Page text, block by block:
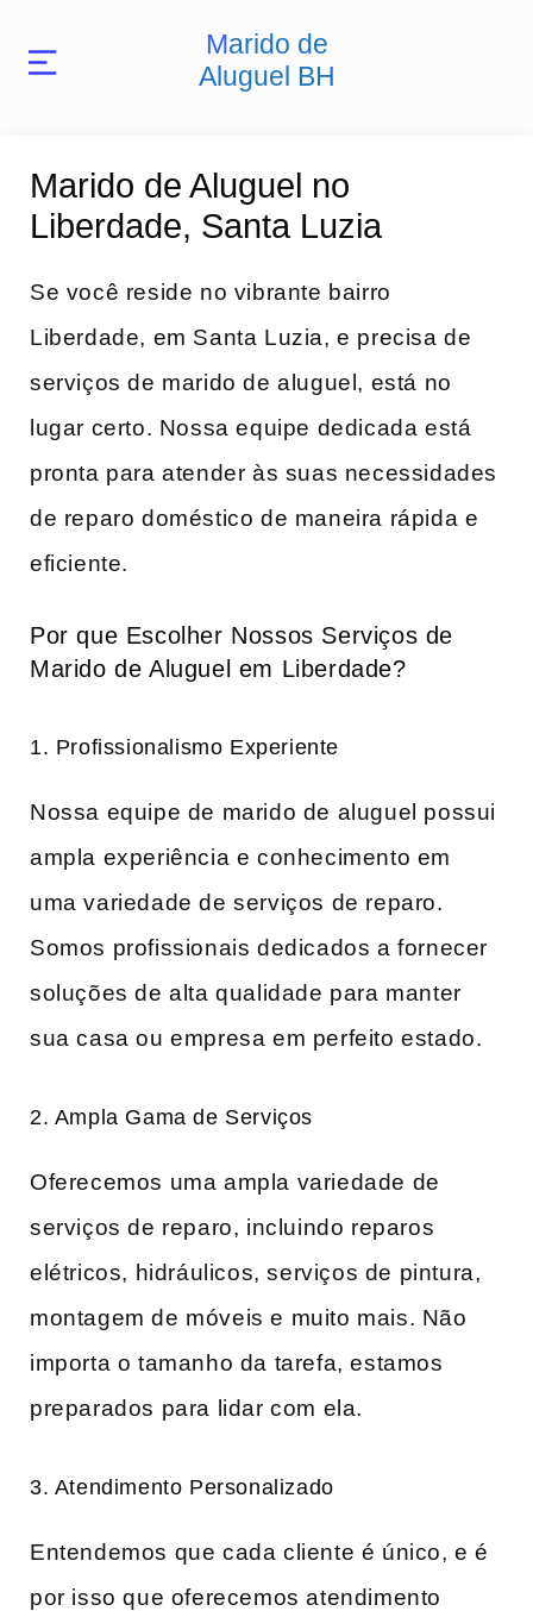
Marido de
Aluguel BH
Marido de Aluguel no
Liberdade, Santa Luzia
Se você reside no vibrante bairro
Liberdade, em Santa Luzia, e precisa de
serviços de marido de aluguel, está no
lugar certo. Nossa equipe dedicada está
pronta para atender às suas necessidades
de reparo doméstico de maneira rápida e
eficiente.
Por que Escolher Nossos Serviços de
Marido de Aluguel em Liberdade?
1. Profissionalismo Experiente
Nossa equipe de marido de aluguel possui
ampla experiência e conhecimento em
uma variedade de serviços de reparo.
Somos profissionais dedicados a fornecer
soluções de alta qualidade para manter
sua casa ou empresa em perfeito estado.
2. Ampla Gama de Serviços
Oferecemos uma ampla variedade de
serviços de reparo, incluindo reparos
elétricos, hidráulicos, serviços de pintura,
montagem de móveis e muito mais. Não
importa o tamanho da tarefa, estamos
preparados para lidar com ela.
3. Atendimento Personalizado
Entendemos que cada cliente é único, e é
por isso que oferecemos atendimento